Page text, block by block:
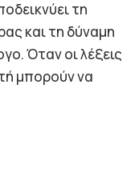
τη
και τη δύναμη
Όταν οι λέξεις
μπορούν να